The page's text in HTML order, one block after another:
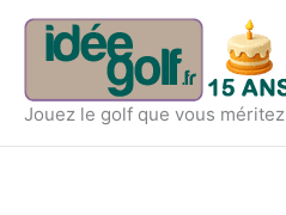
Aller
contenu
Jouez le golf que vous méritez